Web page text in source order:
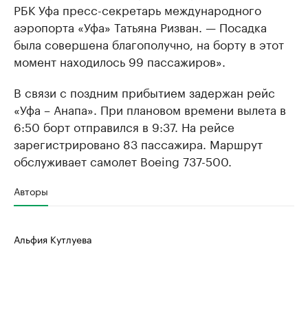
РБК Уфа пресс-секретарь международного
аэропорта «Уфа» Татьяна Ризван. — Посадка
была совершена благополучно, на борту в этот
момент находилось 99 пассажиров».
В связи с поздним прибытием задержан рейс
«Уфа – Анапа». При плановом времени вылета в
6:50 борт отправился в 9:37. На рейсе
зарегистрировано 83 пассажира. Маршрут
обслуживает самолет Boeing 737-500.
Авторы
Альфия Кутлуева